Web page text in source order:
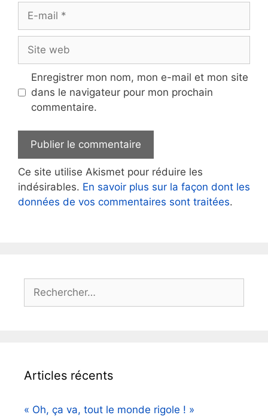
Site
web
Enregistrer mon nom, mon e-mail et mon site
dans le navigateur pour mon prochain
commentaire.
Ce site utilise Akismet pour réduire les
indésirables. En savoir plus sur la façon dont les
données de vos commentaires sont traitées.
Rechercher :
Articles récents
« Oh, ça va, tout le monde rigole ! »